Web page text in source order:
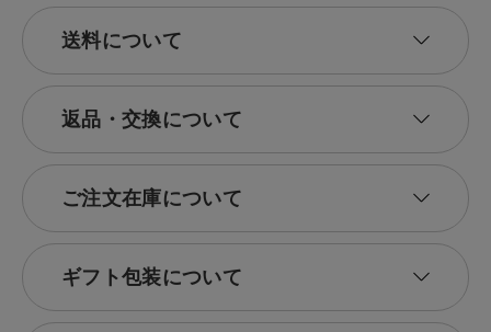
送料について
返品・交換について
ご注文在庫について
ギフト包装について